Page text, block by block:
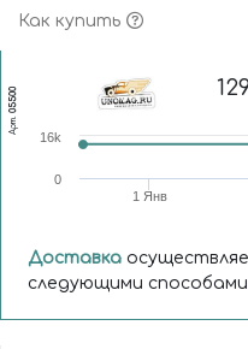
Как купить
Арт.
05500
1 Янв
0
16k
Доставка
следующими